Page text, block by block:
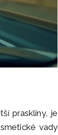
praskliny, je
vady